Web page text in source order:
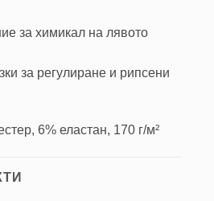
за химикал на лявото
за регулиране и рипсени
6% еластан, 170 г/м²